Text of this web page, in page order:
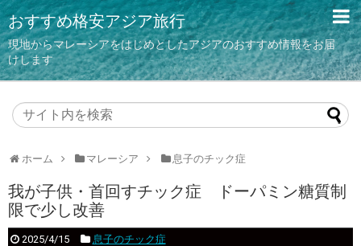
おすすめ格安アジア旅行
現地からマレーシアをはじめとしたアジアのおすすめ情報をお届
けします
ホーム マレーシア 息子のチック症
我が子供・首回すチック症 ドーパミン糖質制
限で少し改善
2025/4/15 息子のチック症